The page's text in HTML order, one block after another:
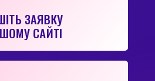
ЗАЯВКУ
САЙТІ